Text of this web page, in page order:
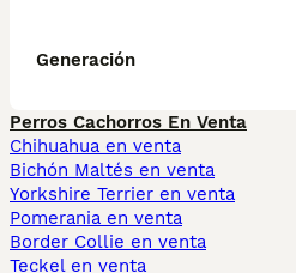
Generación
Perros Cachorros En Venta
Chihuahua en venta
Bichón Maltés en venta
Yorkshire Terrier en venta
Pomerania en venta
Border Collie en venta
Teckel en venta